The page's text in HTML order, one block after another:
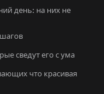
день: на них не
сведут его с ума
что красивая